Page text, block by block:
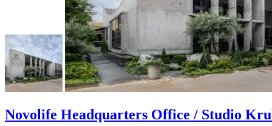
Novolife Headquarters Office / Studio